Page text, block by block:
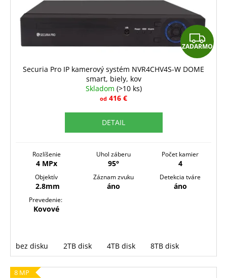
Z
A
ZADARMO
Securia Pro IP kamerový systém NVR4CHV4S-W DOME
smart, biely, kov
Skladom (>10 ks)
od 416 €
DETAIL
Rozlíšenie
4 MPx
Uhol záberu
95°
Počet kamier
4
Objektív
2.8mm
Záznam zvuku
áno
Detekcia tváre
áno
Prevedenie:
Kovové
bez disku 2TB disk 4TB disk 8TB disk
8 MP